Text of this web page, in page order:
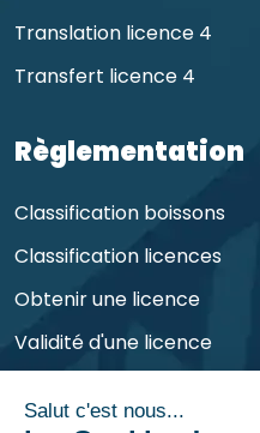
Translation licence 4
Transfert licence 4
Règlementation
Classification boissons
Classification licences
Obtenir une licence
Validité d'une licence